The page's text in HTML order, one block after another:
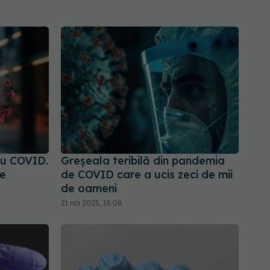
COVID.
Greșeala teribilă din pandemia
de COVID care a ucis zeci de mii
de oameni
21 noi 2025, 18:08